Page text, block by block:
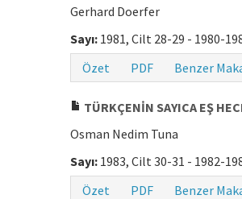
Gerhard Doerfer
Sayı: 1981, Cilt 28-29 - 1980-
Özet
PDF Benzer
TÜRKÇENİN SAYICA EŞ
Osman Nedim Tuna
Sayı: 1983, Cilt 30-31 - 1982-
Özet
PDF Benzer